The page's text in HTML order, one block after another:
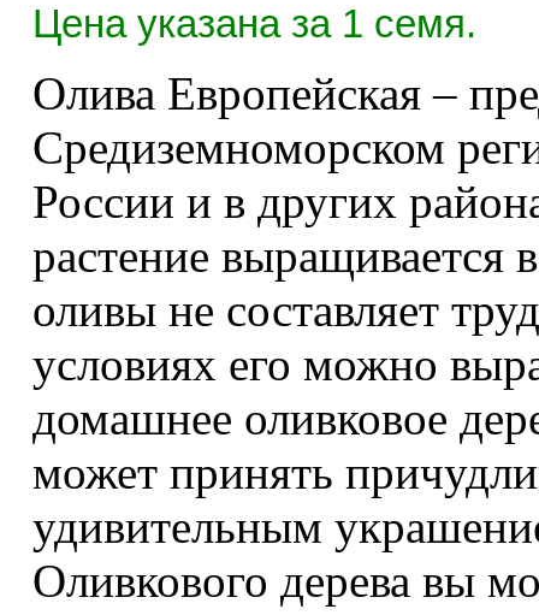
Цена указана за 1 семя.
Олива Европейская –
Средиземноморском
России и в других
растение выращивается
оливы не составляет
условиях его можно
домашнее оливковое
может принять
удивительным
Оливкового дерева вы